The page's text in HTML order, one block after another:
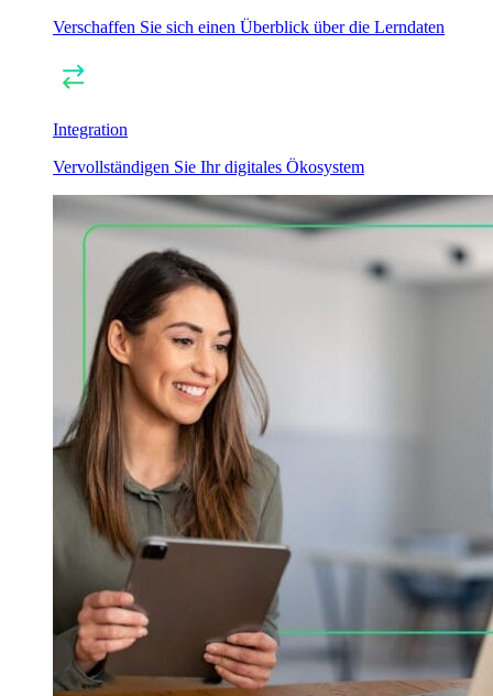
Verschaffen Sie sich einen Überblick über die Lerndaten
Integration
Vervollständigen Sie Ihr digitales Ökosystem